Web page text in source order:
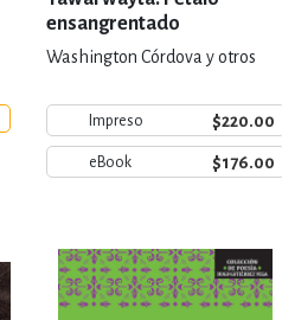
ensangrentado
Washington Córdova y otros
Impreso $220.00
eBook $176.00